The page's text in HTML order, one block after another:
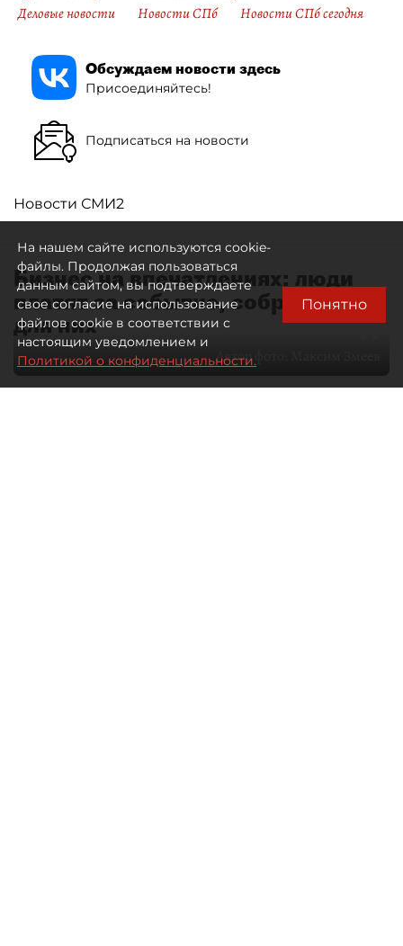
Деловые новости
Новости СПб Новости СПб сегодня
Обсуждаем новости здесь
Присоединяйтесь!
Подписаться на новости
Новости СМИ2
Бизнес на впечатлениях: люди
платят за событие, собранное
для них
Автор фото:
На нашем сайте используются cookie-
файлы. Продолжая пользоваться
данным сайтом, вы подтверждаете
свое согласие на использование
файлов cookie в соответствии с
настоящим уведомлением и
Политикой о конфиденциальности.
Понятно